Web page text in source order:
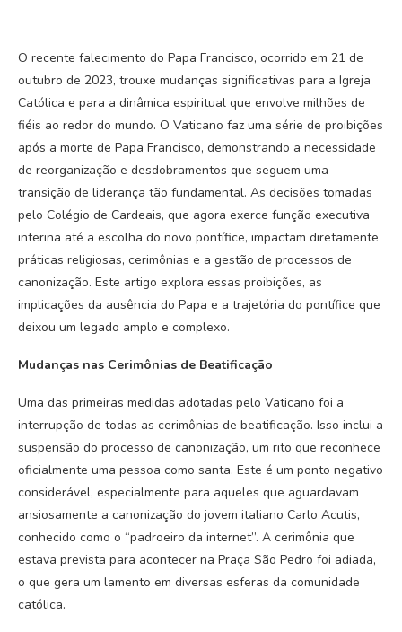
O recente falecimento do Papa Francisco, ocorrido em 21 de
outubro de 2023, trouxe mudanças significativas para a Igreja
Católica e para a dinâmica espiritual que envolve milhões de
fiéis ao redor do mundo. O Vaticano faz uma série de proibições
após a morte de Papa Francisco, demonstrando a necessidade
de reorganização e desdobramentos que seguem uma
transição de liderança tão fundamental. As decisões tomadas
pelo Colégio de Cardeais, que agora exerce função executiva
interina até a escolha do novo pontífice, impactam diretamente
práticas religiosas, cerimônias e a gestão de processos de
canonização. Este artigo explora essas proibições, as
implicações da ausência do Papa e a trajetória do pontífice que
deixou um legado amplo e complexo.
Mudanças nas Cerimônias de Beatificação
Uma das primeiras medidas adotadas pelo Vaticano foi a
interrupção de todas as cerimônias de beatificação. Isso inclui a
suspensão do processo de canonização, um rito que reconhece
oficialmente uma pessoa como santa. Este é um ponto negativo
considerável, especialmente para aqueles que aguardavam
ansiosamente a canonização do jovem italiano Carlo Acutis,
conhecido como o “padroeiro da internet”. A cerimônia que
estava prevista para acontecer na Praça São Pedro foi adiada,
o que gera um lamento em diversas esferas da comunidade
católica.